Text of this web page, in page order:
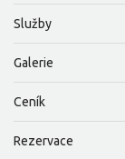
Služby
Galerie
Ceník
Rezervace